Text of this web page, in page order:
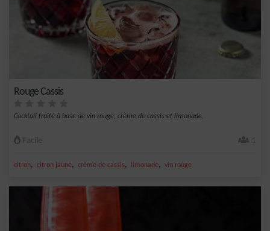
Rouge Cassis
Cocktail fruité à base de vin rouge, crème de cassis et limonade.
Facile 1
citron, citron jaune, crème de cassis, limonade, vin rouge